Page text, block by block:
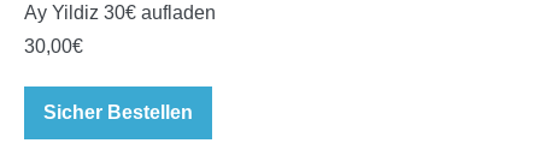
Ay Yildiz 30€ aufladen
30,00€
Sicher Bestellen